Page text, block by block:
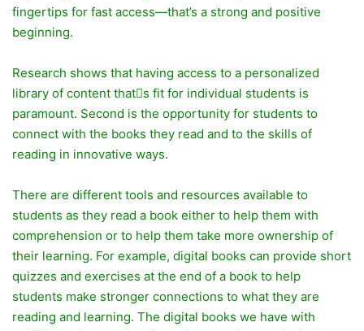
fingertips for fast access—that’s a strong and positive
beginning.
Research shows that having access to a personalized
library of content that􀂬s fit for individual students is
paramount. Second is the opportunity for students to
connect with the books they read and to the skills of
reading in innovative ways.
There are different tools and resources available to
students as they read a book either to help them with
comprehension or to help them take more ownership of
their learning. For example, digital books can provide short
quizzes and exercises at the end of a book to help
students make stronger connections to what they are
reading and learning. The digital books we have with